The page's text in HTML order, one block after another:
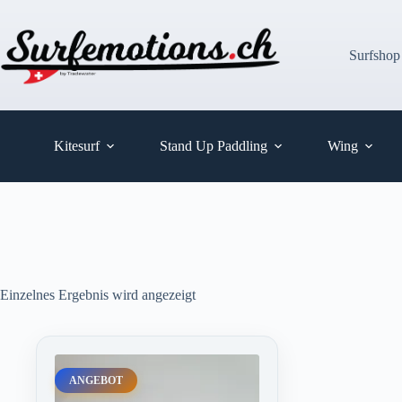
springen
Kitesurf Stand Up Paddling Wing
Einzelnes Ergebnis wird angezeigt
ANGEBOT